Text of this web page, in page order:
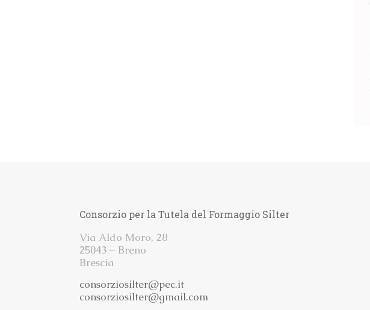
Consorzio per la Tutela del Formaggio Silter
Via Aldo Moro, 28
25043 – Breno
Brescia
consorziosilter@pec.it
consorziosilter@gmail.com